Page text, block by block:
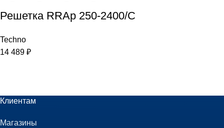
Решетка RRAp 250-2400/С
Techno
14 489 ₽
Клиентам
Магазины